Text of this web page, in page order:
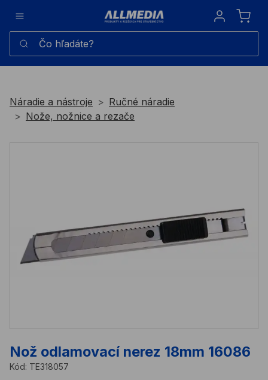
Sign in
Čo hľadáte?
Náradie a nástroje
Ručné náradie
Nože, nožnice a rezače
Nož odlamovací nerez 18mm 16086
Kód: TE318057